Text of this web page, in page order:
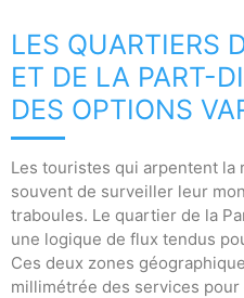
LES QUARTIERS
ET DE LA PART-
DES OPTIONS
Les touristes qui arpentent la
souvent de surveiller leur
traboules. Le quartier de la
une logique de flux tendus
Ces deux zones
millimétrée des services